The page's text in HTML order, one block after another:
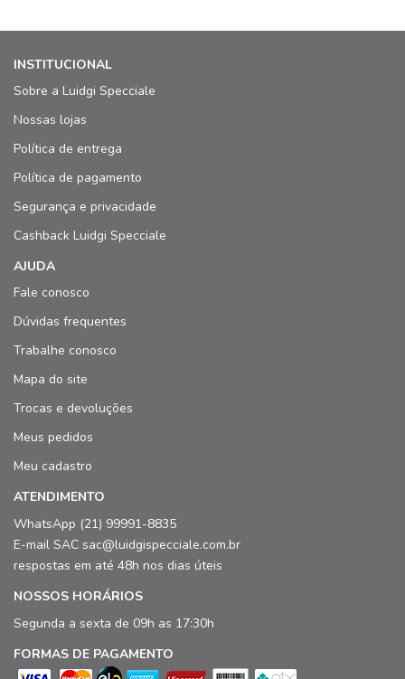
INSTITUCIONAL
Sobre a Luidgi Specciale
Nossas lojas
Política de entrega
Política de pagamento
Segurança e privacidade
Cashback Luidgi Specciale
AJUDA
Fale conosco
Dúvidas frequentes
Trabalhe conosco
Mapa do site
Trocas e devoluções
Meus pedidos
Meu cadastro
ATENDIMENTO
WhatsApp (21) 99991-8835
E-mail SAC sac@luidgispecciale.com.br
respostas em até 48h nos dias úteis
NOSSOS HORÁRIOS
Segunda a sexta de 09h as 17:30h
FORMAS DE PAGAMENTO